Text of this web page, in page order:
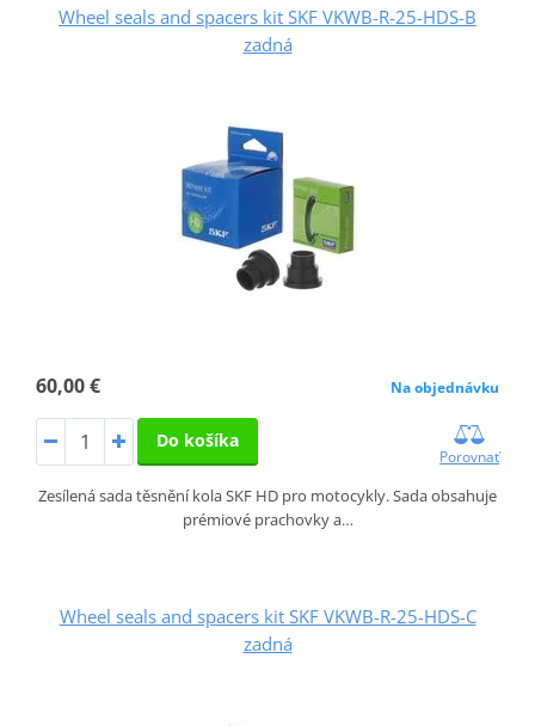
Wheel seals and spacers kit SKF VKWB-R-25-HDS-B
zadná
60,00 € Na objednávku
Do košíka
Porovnať
Zesílená sada těsnění kola SKF HD pro motocykly. Sada obsahuje
prémiové prachovky a…
Wheel seals and spacers kit SKF VKWB-R-25-HDS-C
zadná